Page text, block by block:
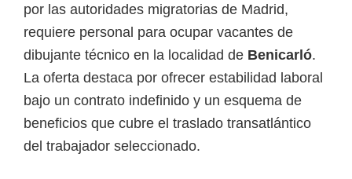
l
ó
g
i
c
o
s
por las autoridades migratorias de Madrid,
requiere personal para ocupar vacantes de
dibujante técnico en la localidad de Benicarló.
La oferta destaca por ofrecer estabilidad laboral
bajo un contrato indefinido y un esquema de
beneficios que cubre el traslado transatlántico
del trabajador seleccionado.